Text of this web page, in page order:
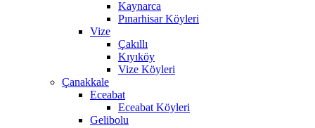
Kaynarca
Pınarhisar Köyleri
Vize
Çakıllı
Kıyıköy
Vize Köyleri
Çanakkale
Eceabat
Eceabat Köyleri
Gelibolu